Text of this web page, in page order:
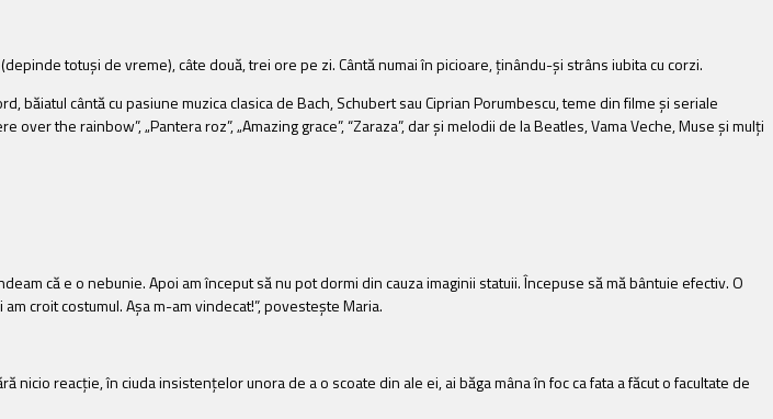
totuși de vreme), câte două, trei ore pe zi. Cântă numai în picioare, ținându-și strâns iubita cu corzi.
băiatul cântă cu pasiune muzica clasica de Bach, Schubert sau Ciprian Porumbescu, teme din filme și seriale
over the rainbow”, „Pantera roz”, „Amazing grace”, “Zaraza”, dar și melodii de la Beatles, Vama Veche, Muse și mulți
că e o nebunie. Apoi am început să nu pot dormi din cauza imaginii statuii. Începuse să mă bântuie efectiv. O
croit costumul. Așa m-am vindecat!”, povestește Maria.
reacție, în ciuda insistențelor unora de a o scoate din ale ei, ai băga mâna în foc ca fata a făcut o facultate de